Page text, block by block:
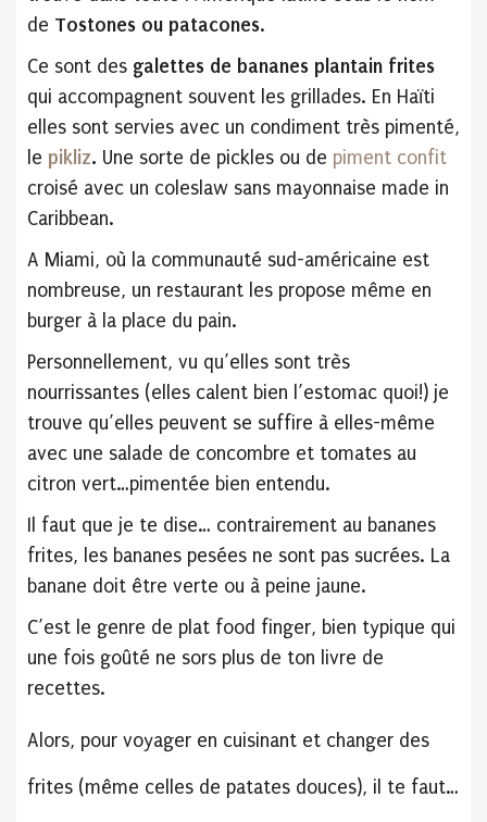
de Tostones ou patacones.
Ce sont des galettes de bananes plantain frites
qui accompagnent souvent les grillades. En Haïti
elles sont servies avec un condiment très pimenté,
le pikliz. Une sorte de pickles ou de piment confit
croisé avec un coleslaw sans mayonnaise made in
Caribbean.
A Miami, où la communauté sud-américaine est
nombreuse, un restaurant les propose même en
burger à la place du pain.
Personnellement, vu qu’elles sont très
nourrissantes (elles calent bien l’estomac quoi!) je
trouve qu’elles peuvent se suffire à elles-même
avec une salade de concombre et tomates au
citron vert…pimentée bien entendu.
Il faut que je te dise… contrairement au bananes
frites, les bananes pesées ne sont pas sucrées. La
banane doit être verte ou à peine jaune.
C’est le genre de plat food finger, bien typique qui
une fois goûté ne sors plus de ton livre de
recettes.
Alors, pour voyager en cuisinant et changer des
frites (même celles de patates douces), il te faut…